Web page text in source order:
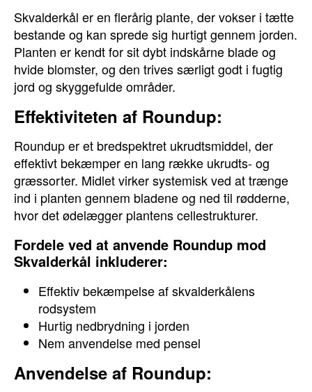
Skvalderkål er en flerårig plante, der vokser i tætte
bestande og kan sprede sig hurtigt gennem jorden.
Planten er kendt for sit dybt indskårne blade og
hvide blomster, og den trives særligt godt i fugtig
jord og skyggefulde områder.
Effektiviteten af Roundup:
Roundup er et bredspektret ukrudtsmiddel, der
effektivt bekæmper en lang række ukrudts- og
græssorter. Midlet virker systemisk ved at trænge
ind i planten gennem bladene og ned til rødderne,
hvor det ødelægger plantens cellestrukturer.
Fordele ved at anvende Roundup mod
Skvalderkål inkluderer:
Effektiv bekæmpelse af skvalderkålens
rodsystem
Hurtig nedbrydning i jorden
Nem anvendelse med pensel
Anvendelse af Roundup: